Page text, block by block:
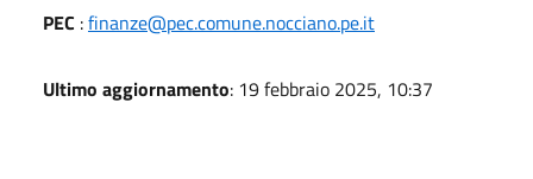
PEC :finanze@pec.comune.nocciano.pe.it
Ultimo aggiornamento: 19 febbraio 2025, 10:37